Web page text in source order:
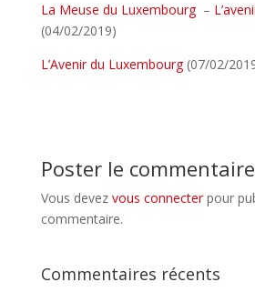
La Meuse du Luxembourg–
(04/02/2019)
L’Avenir du Luxembourg(07/02/
Poster le commentaire
Vous devez vous connecterpour
commentaire.
Commentaires récents